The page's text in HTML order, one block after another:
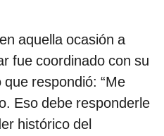
aquella ocasión a
fue coordinado con su
respondió: “Me
Eso debe responderle
histórico del